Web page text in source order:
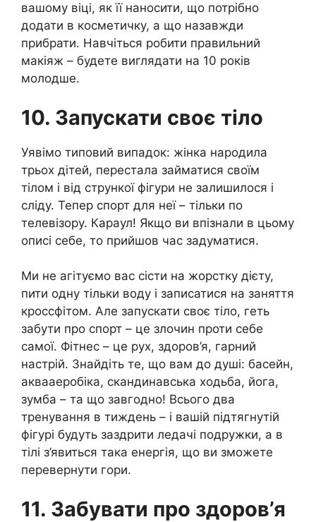
вашому віці, як її наносити, що потрібно
додати в косметичку, а що назавжди
прибрати. Навчіться робити правильний
макіяж – будете виглядати на 10 років
молодше.
10. Запускати своє тіло
Уявімо типовий випадок: жінка народила
трьох дітей, перестала займатися своїм
тілом і від стрункої фігури не залишилося і
сліду. Тепер спорт для неї – тільки по
телевізору. Караул! Якщо ви впізнали в цьому
описі себе, то прийшов час задуматися.
Ми не агітуємо вас сісти на жорстку дієту,
пити одну тільки воду і записатися на заняття
кроссфітом. Але запускати своє тіло, геть
забути про спорт – це злочин проти себе
самої. Фітнес – це рух, здоров’я, гарний
настрій. Знайдіть те, що вам до душі: басейн,
аквааеробіка, скандинавська ходьба, йога,
зумба – та що завгодно! Всього два
тренування в тиждень – і вашій підтягнутій
фігурі будуть заздрити ледачі подружки, а в
тілі з’явиться така енергія, що ви зможете
перевернути гори.
11. Забувати про здоров’я